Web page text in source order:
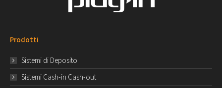
Prodotti
Sistemi di Deposito
Sistemi Cash-in Cash-out